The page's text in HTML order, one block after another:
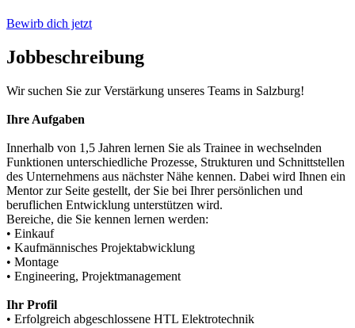
Bewirb dich jetzt
Jobbeschreibung
Wir suchen Sie zur Verstärkung unseres Teams in Salzburg!
Ihre Aufgaben
Innerhalb von 1,5 Jahren lernen Sie als Trainee in wechselnden
Funktionen unterschiedliche Prozesse, Strukturen und Schnittstellen
des Unternehmens aus nächster Nähe kennen. Dabei wird Ihnen ein
Mentor zur Seite gestellt, der Sie bei Ihrer persönlichen und
beruflichen Entwicklung unterstützen wird.
Bereiche, die Sie kennen lernen werden:
• Einkauf
• Kaufmännisches Projektabwicklung
• Montage
• Engineering, Projektmanagement
Ihr Profil
• Erfolgreich abgeschlossene HTL Elektrotechnik